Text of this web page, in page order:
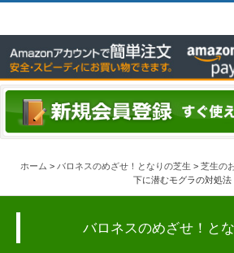
ホーム > バロネスのめざせ！となりの芝生 > 芝生の
下に潜むモグラの対処法
バロネスのめざせ！と